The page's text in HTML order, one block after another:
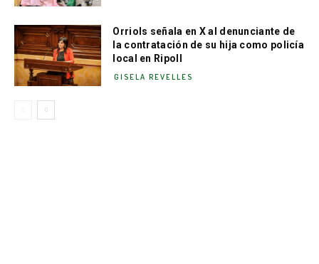
Orriols señala en X al denunciante de
la contratación de su hija como policía
local en Ripoll
GISELA REVELLES